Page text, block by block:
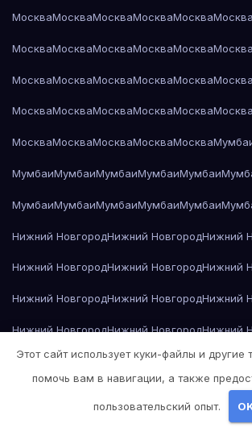
МоскваМоскваМоскваМоскваМоскваМосква
МоскваМоскваМоскваМоскваМоскваМосква
МоскваМоскваМоскваМоскваМоскваМосква
МоскваМоскваМоскваМоскваМоскваМосква
МоскваМоскваМоскваМоскваМосква
МумбаиМумбаиМумбаиМумбаиМумбаи
МумбаиМумбаиМумбаиМумбаиМумбаи
Нижний НовгородНижний НовгородНижний
Нижний НовгородНижний НовгородНижний
Нижний НовгородНижний НовгородНижний
Нижний НовгородНижний НовгородНижний
Нижний НовгородНижний НовгородНижний
Нижний
Николай Гоголь —
Этот сайт использует куки-файлы и другие
помочь вам в навигации, а также
пользовательский опыт.